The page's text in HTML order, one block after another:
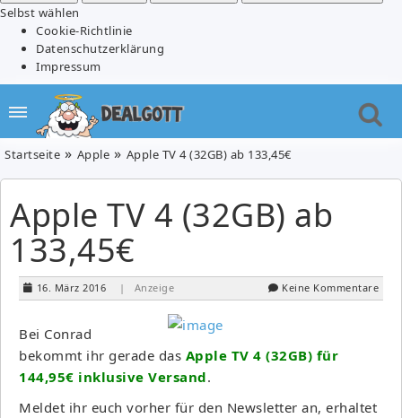
Selbst wählen
Cookie-Richtlinie
Datenschutzerklärung
Impressum
Startseite Apple Apple TV 4 (32GB) ab 133,45€
Apple TV 4 (32GB) ab
133,45€
16. März 2016 | Anzeige Keine Kommentare
Bei Conrad
bekommt ihr gerade das Apple TV 4 (32GB) für
144,95€ inklusive Versand.
Meldet ihr euch vorher für den Newsletter an, erhaltet